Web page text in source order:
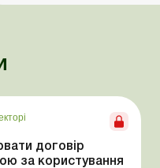
договір
за користування